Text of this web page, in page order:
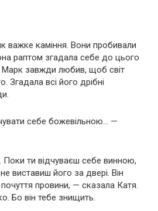
важке каміння. Вони пробивали
раптом згадала себе до цього
Марк завжди любив, щоб світ
Згадала всі його дрібні
себе божевільною… —
Поки ти відчуваєш себе винною,
виставиш його за двері. Він
провини, — сказала Катя.
Бо він тебе знищить.